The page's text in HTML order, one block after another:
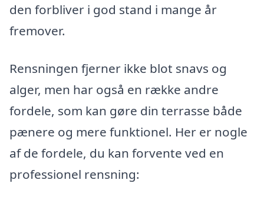
den forbliver i god stand i mange år
fremover.
Rensningen fjerner ikke blot snavs og
alger, men har også en række andre
fordele, som kan gøre din terrasse både
pænere og mere funktionel. Her er nogle
af de fordele, du kan forvente ved en
professionel rensning: